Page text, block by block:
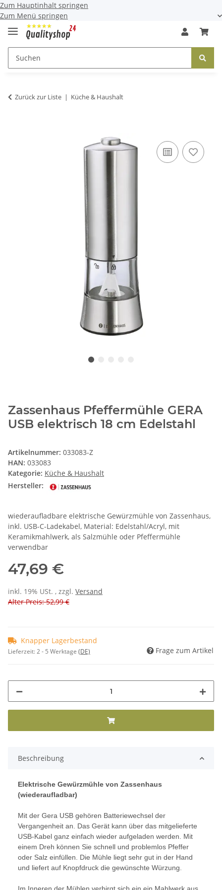
Zum Hauptinhalt springen
Zum Menü springen
Zurück zur Liste Küche & Haushalt
Zassenhaus Pfeffermühle GERA
USB elektrisch 18 cm Edelstahl
Artikelnummer: 033083-Z
HAN: 033083
Kategorie: Küche & Haushalt
Hersteller:
wiederaufladbare elektrische Gewürzmühle von Zassenhaus,
inkl. USB-C-Ladekabel, Material: Edelstahl/Acryl, mit
Keramikmahlwerk, als Salzmühle oder Pfeffermühle
verwendbar
47,69 €
inkl. 19% USt. , zzgl. Versand
Alter Preis: 52,99 €
Knapper Lagerbestand
Lieferzeit:2 - 5 Werktage (DE) Frage zum Artikel
Beschreibung
Elektrische Gewürzmühle von Zassenhaus
(wiederaufladbar)
Mit der Gera USB gehören Batteriewechsel der
Vergangenheit an. Das Gerät kann über das mitgelieferte
USB-Kabel ganz einfach wieder aufgeladen werden. Mit
einem Dreh können Sie schnell und problemlos Pfeffer
oder Salz einfüllen. Die Mühle liegt sehr gut in der Hand
und liefert auf Knopfdruck die gewünschte Würzung.